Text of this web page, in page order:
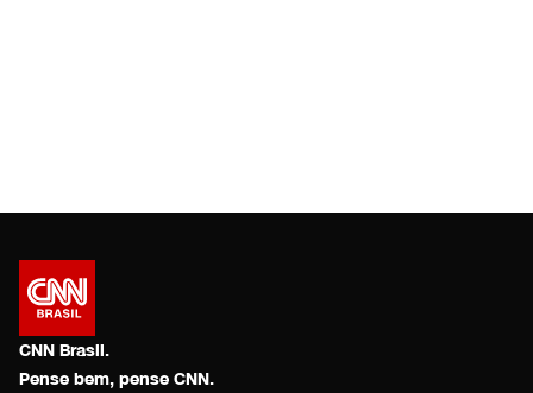
CNN Brasil.
Pense bem, pense CNN.